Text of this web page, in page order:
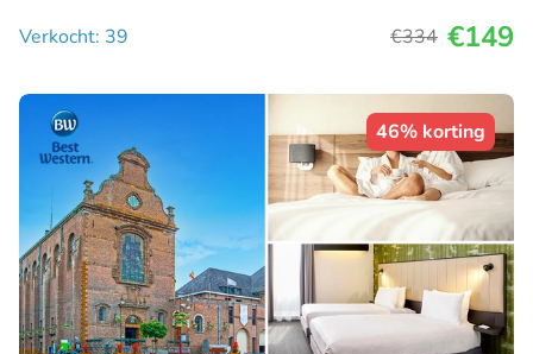
Verkocht: 39
€334 €149
46% korting